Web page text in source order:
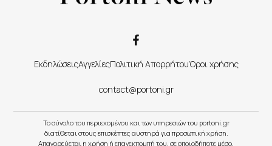
ΕκδηλώσειςΑγγελίεςΠολιτική ΑπορρήτουΌροι χρήσης
contact@portoni.gr
Το σύνολο του περιεχομένου και των υπηρεσιών του portoni.gr
διατίθεται στους επισκέπτες αυστηρά για προσωπική χρήση.
Απαγορεύεται η χρήση ή επανεκπομπή του, σε οποιοδήποτε μέσο,